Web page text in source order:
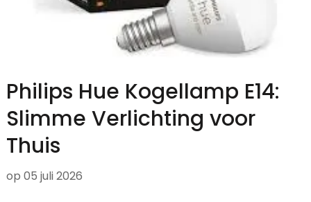
Philips Hue Kogellamp E14:
Slimme Verlichting voor
Thuis
op 05 juli 2026